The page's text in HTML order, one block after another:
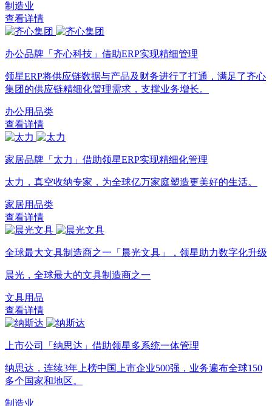
制造业
查看详情
办公品牌「齐心科技」借助ERP实现精细管理
领星ERP将供应链数据与产品及财务进行了打通，满足了齐心
集团的供应链精细化管理需求，支撑业务增长。
办公用品类
查看详情
家居品牌「太力」借助领星ERP实现精细化管理
太力，真空收纳专家，为全球亿万家庭塑造更美好的生活。
家居用品类
查看详情
全球最大文具制造商之一「晨光文具」，领星助力数字化升级
晨光，全球最大的文具制造商之一
文具用品
查看详情
上市公司「纳思达」借助领星多系统一体管理
纳思达，连续3年上榜中国上市企业500强，业务遍布全球150
多个国家和地区。
制造业